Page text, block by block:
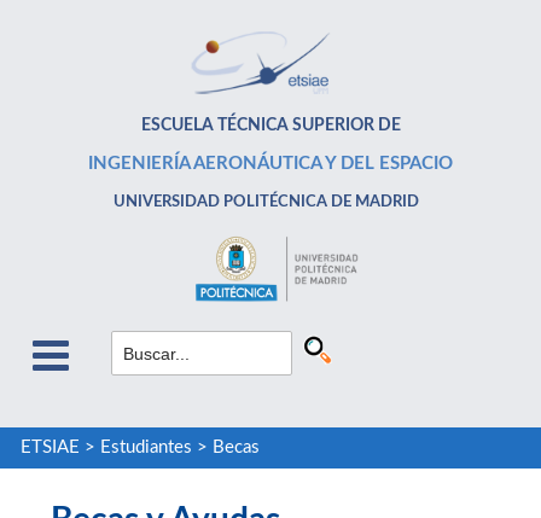
ESCUELA TÉCNICA SUPERIOR DE
INGENIERÍA AERONÁUTICA Y DEL ESPACIO
UNIVERSIDAD POLITÉCNICA DE MADRID
ETSIAE > Estudiantes > Becas